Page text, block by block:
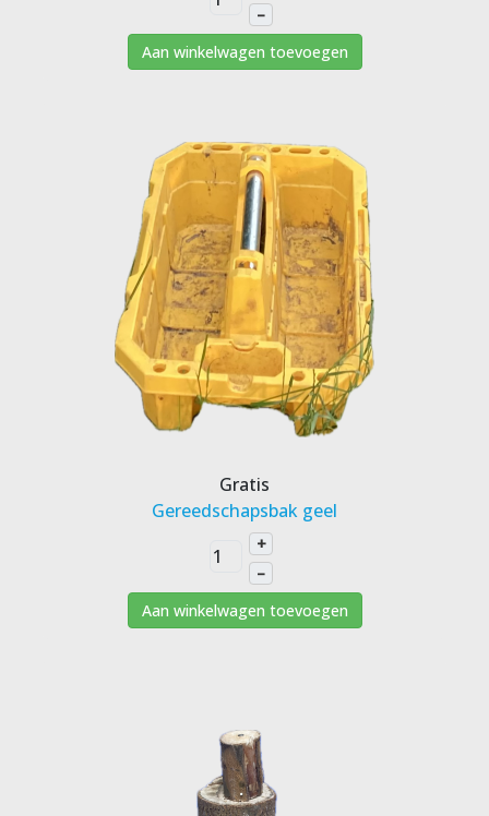
–
Aan winkelwagen toevoegen
Gratis
Gereedschapsbak geel
+
–
Aan winkelwagen toevoegen